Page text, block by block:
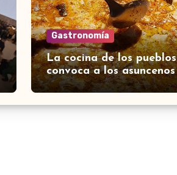
Gastronomía
La cocina de los pueblos
convoca a los asuncenos